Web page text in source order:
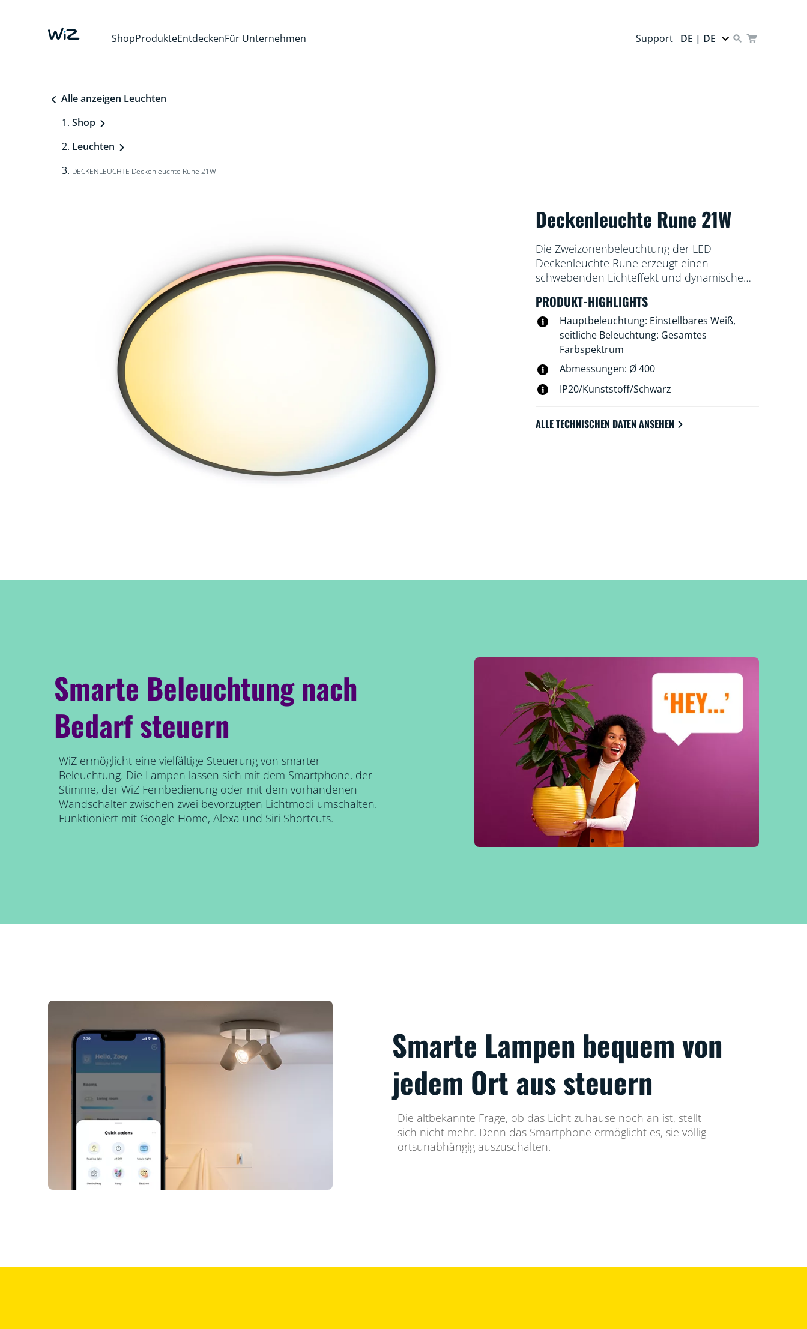
ShopProdukteEntdeckenFür Unternehmen Support DE | DE
Alle anzeigen Leuchten
Shop
Leuchten
DECKENLEUCHTE Deckenleuchte Rune 21W
Deckenleuchte Rune 21W
Die Zweizonenbeleuchtung der LED-
Deckenleuchte Rune erzeugt einen
schwebenden Lichteffekt und dynamische
kühles, helles oder warmweißes
Umgebungslicht und einem Ring aus
Farblicht sind personalisierte Szenen
möglich, die jedes Mal für eine angenehme
Überraschung sorgen.
PRODUKT-HIGHLIGHTS
Hauptbeleuchtung: Einstellbares Weiß,
seitliche Beleuchtung: Gesamtes
Farbspektrum
Abmessungen: Ø 400
IP20/Kunststoff/Schwarz
ALLE TECHNISCHEN DATEN ANSEHEN
Smarte Beleuchtung nach
Bedarf steuern
WiZ ermöglicht eine vielfältige Steuerung von smarter
Beleuchtung. Die Lampen lassen sich mit dem Smartphone, der
Stimme, der WiZ Fernbedienung oder mit dem vorhandenen
Wandschalter zwischen zwei bevorzugten Lichtmodi umschalten.
Funktioniert mit Google Home, Alexa und Siri Shortcuts.
Smarte Lampen bequem von
jedem Ort aus steuern
Die altbekannte Frage, ob das Licht zuhause noch an ist, stellt
sich nicht mehr. Denn das Smartphone ermöglicht es, sie völlig
ortsunabhängig auszuschalten.